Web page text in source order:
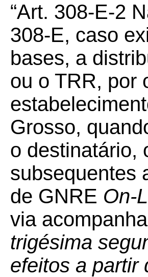
“Art. 308-E-2
308-E, caso
bases, a
ou o TRR, por
Grosso,
o destinatário,
subsequentes
de GNRE On-
via
trigésima
efeitos a partir